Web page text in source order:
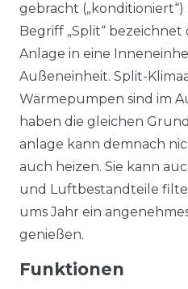
gebracht
Begriff „Split“
Anlage in eine
Außeneinheit. Split-
Wärmepumpen sind im
haben die gleichen
anlage kann demnach
auch heizen. Sie kann
und Luftbestandteile
ums Jahr ein
genießen.
Funktionen